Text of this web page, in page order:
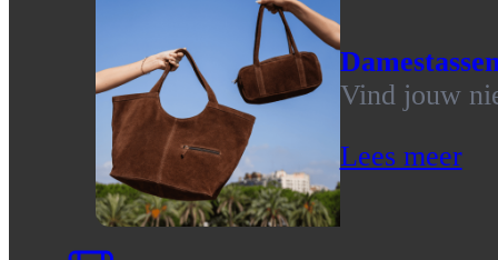
Vind jouw
Lees meer